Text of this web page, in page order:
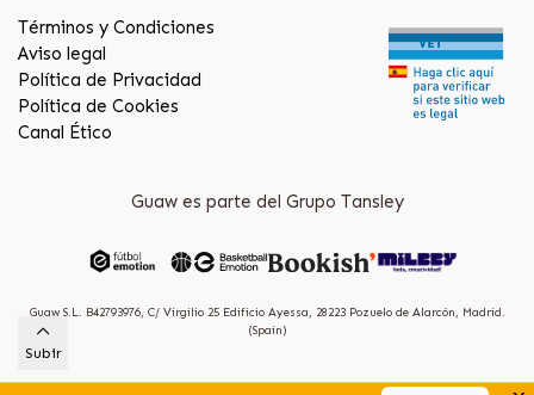
Términos y Condiciones
Aviso legal
Política de Privacidad
Política de Cookies
Canal Ético
Guaw es parte del Grupo Tansley
Guaw S.L. B42793976, C/ Virgilio 25 Edificio Ayessa, 28223 Pozuelo de Alarcón, Madrid.
(Spain)
Subir